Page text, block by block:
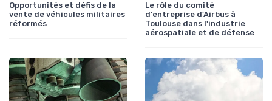
Opportunités et défis de la
vente de véhicules militaires
réformés
Le rôle du comité
d'entreprise d'Airbus à
Toulouse dans l'industrie
aérospatiale et de défense